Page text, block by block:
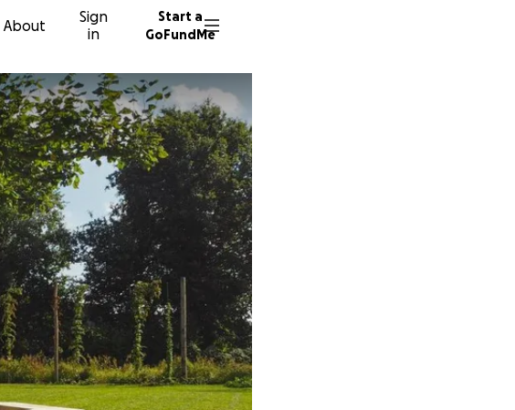
About
Sign
in
Start a
GoFundMe